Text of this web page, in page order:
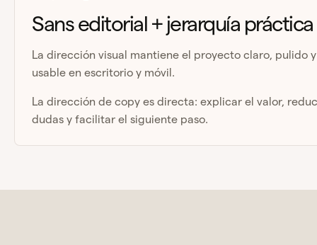
Sans editorial + jerarquía práctica
La dirección visual mantiene el proyecto claro, pulido y
usable en escritorio y móvil.
La dirección de copy es directa: explicar el valor,
dudas y facilitar el siguiente paso.